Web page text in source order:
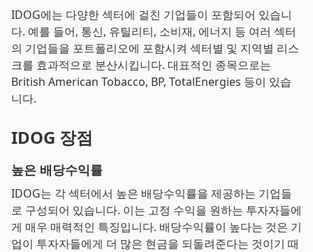
IDOG에는 다양한 섹터에 걸친 기업들이 포함되어 있습니
다. 예를 들어, 통신, 유틸리티, 소비재, 에너지 등 여러 섹터
의 기업들을 포트폴리오에 포함시켜 섹터별 및 지역별 리스
크를 효과적으로 분산시킵니다. 대표적인 종목으로는
British American Tobacco, BP, TotalEnergies 등이 있습
니다.
IDOG 장점
높은 배당수익률
IDOG는 각 섹터에서 높은 배당수익률을 제공하는 기업들
로 구성되어 있습니다. 이는 고정 수익을 원하는 투자자들에
게 매우 매력적인 특징입니다. 배당수익률이 높다는 것은 기
업이 투자자들에게 더 많은 현금을 되돌려준다는 것이기 때